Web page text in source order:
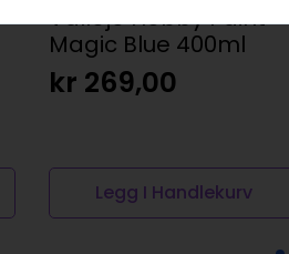
Vallejo Hobby Paint –
Magic Blue 400ml
kr 269,00
Legg I Handlekurv